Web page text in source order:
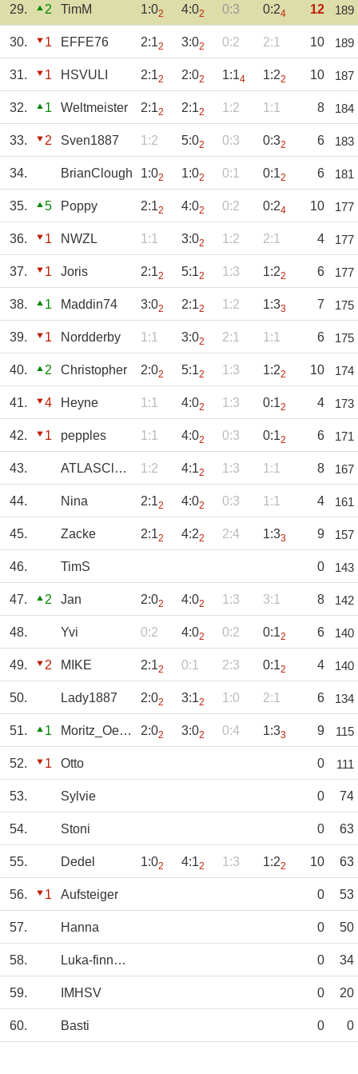
29. 2 TimM 1:02 4:02 0:3 0:24 12 189
30. 1 EFFE76 2:12 3:02 0:2 2:1 10 189
31. 1 HSVULI 2:12 2:02 1:14 1:22 10 187
32. 1 Weltmeister 2:12 2:12 1:2 1:1 8 184
33. 2 Sven1887 1:2 5:02 0:3 0:32 6 183
34. BrianClough 1:02 1:02 0:1 0:12 6 181
35. 5 Poppy 2:12 4:02 0:2 0:24 10 177
36. 1 NWZL 1:1 3:02 1:2 2:1 4 177
37. 1 Joris 2:12 5:12 1:3 1:22 6 177
38. 1 Maddin74 3:02 2:12 1:2 1:33 7 175
39. 1 Nordderby 1:1 3:02 2:1 1:1 6 175
40. 2 Christopher 2:02 5:12 1:3 1:22 10 174
41. 4 Heyne 1:1 4:02 1:3 0:12 4 173
42. 1 pepples 1:1 4:02 0:3 0:12 6 171
43. ATLASClaus 1:2 4:12 1:3 1:1 8 167
44. Nina 2:12 4:02 0:3 1:1 4 161
45. Zacke 2:12 4:22 2:4 1:33 9 157
46. TimS 0 143
47. 2 Jan 2:02 4:02 1:3 3:1 8 142
48. Yvi 0:2 4:02 0:2 0:12 6 140
49. 2 MIKE 2:12 0:1 2:3 0:12 4 140
50. Lady1887 2:02 3:12 1:0 2:1 6 134
51. 1 Moritz_Oerding 2:02 3:02 0:4 1:33 9 115
52. 1 Otto 0 111
53. Sylvie 0 74
54. Stoni 0 63
55. Dedel 1:02 4:12 1:3 1:22 10 63
56. 1 Aufsteiger 0 53
57. Hanna 0 50
58. Luka-finnZiese 0 34
59. IMHSV 0 20
60. Basti 0 0